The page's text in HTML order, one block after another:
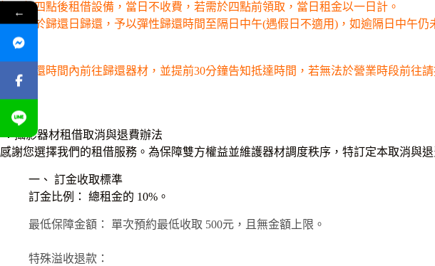
如下午四點後租借設備，當日不收費，若需於四點前領取，當日租金以一日計。
如無法於歸還 日歸還 ，予以彈性歸還時間至隔日中午(遇假日不適用)，如逾隔日中午仍
請於歸還時間內前往歸還器材，並提前30分鐘告知抵達時間，若無法於營業時段前往請
📢 攝影器材租借取消與退費辦法
感謝您選擇我們的租借服務。為保障雙方權益並維護器材調度秩序，特訂定本取消與
一、 訂金收取標準
訂金比例： 總租金的 10%。
最低保障金額： 單次預約最低收取 500元，且無金額上限。
特殊溢收退款：
←